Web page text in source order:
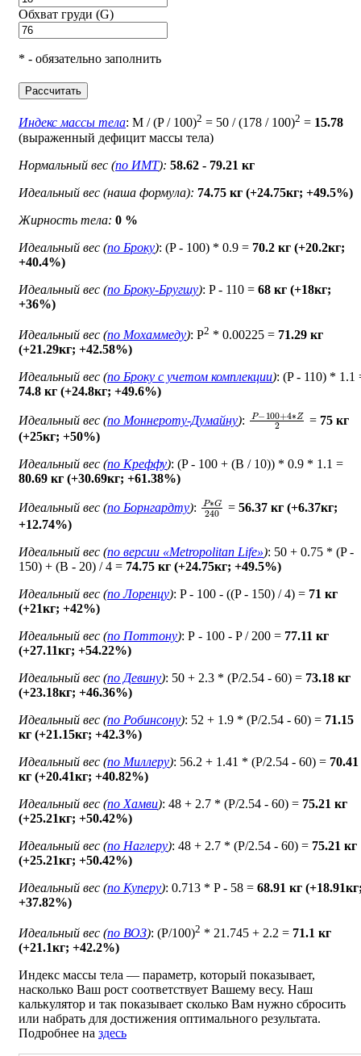
Обхват груди (G)
* - обязательно заполнить
Рассчитать
Индекс массы тела: M / (P / 100)2 = 50 / (178 / 100)2 = 15.78
(выраженный дефицит массы тела)
Нормальный вес (по ИМТ): 58.62 - 79.21 кг
Идеальный вес (наша формула): 74.75 кг (+24.75кг; +49.5%)
Жирность тела: 0 %
Идеальный вес (по Броку): (P - 100) * 0.9 = 70.2 кг (+20.2кг;
+40.4%)
Идеальный вес (по Броку-Бругшу): P - 110 = 68 кг (+18кг;
+36%)
Идеальный вес (по Мохаммеду): P2 * 0.00225 = 71.29 кг
(+21.29кг; +42.58%)
Идеальный вес (по Броку c учетом комплекции): (P - 110) * 1.1
74.8 кг (+24.8кг; +49.6%)
Идеальный вес (по Моннероту-Думайну): P− 100 +4∗ 2
= 75 кг
(+25кг; +50%)
Идеальный вес (по Креффу): (P - 100 + (B / 10)) * 0.9 * 1.1 =
80.69 кг (+30.69кг; +61.38%)
Идеальный вес (по Борнгардту): P∗G 240
=56.37 кг (+6.37кг;
+12.74%)
Идеальный вес (по версии «Metropolitan Life»): 50 + 0.75 * (P -
150) + (B - 20) / 4 = 74.75 кг (+24.75кг; +49.5%)
Идеальный вес (по Лоренцу): P - 100 - ((P - 150) / 4) = 71 кг
(+21кг; +42%)
Идеальный вес (по Поттону): Р - 100 - P / 200 = 77.11 кг
(+27.11кг; +54.22%)
Идеальный вес (по Девину): 50 + 2.3 * (P/2.54 - 60) = 73.18 кг
(+23.18кг; +46.36%)
Идеальный вес (по Робинсону): 52 + 1.9 * (P/2.54 - 60) = 71.15
кг (+21.15кг; +42.3%)
Идеальный вес (по Миллеру): 56.2 + 1.41 * (P/2.54 - 60) = 70.41
кг (+20.41кг; +40.82%)
Идеальный вес (по Хамви): 48 + 2.7 * (P/2.54 - 60) = 75.21 кг
(+25.21кг; +50.42%)
Идеальный вес (по Наглеру): 48 + 2.7 * (P/2.54 - 60) = 75.21 кг
(+25.21кг; +50.42%)
Идеальный вес (по Куперу): 0.713 * P - 58 = 68.91 кг
+37.82%)
Идеальный вес (по ВОЗ): (P/100)2 * 21.745 + 2.2 = 71.1 кг
(+21.1кг; +42.2%)
Индекс массы тела — параметр, который показывает,
насколько Ваш рост соответствует Вашему весу. Наш
калькулятор и так показывает сколько Вам нужно сбросить
или набрать для достижения оптимального результата.
Подробнее на здесь